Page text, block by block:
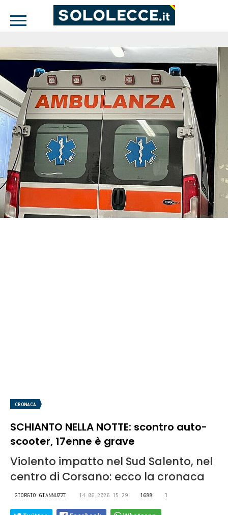
CRONACA
SCHIANTO NELLA NOTTE: scontro auto-
scooter, 17enne è grave
Violento impatto nel Sud Salento, nel
centro di Corsano: ecco la cronaca
GIORGIO GIANNUZZI 14.06.2026 15:29 1688 1